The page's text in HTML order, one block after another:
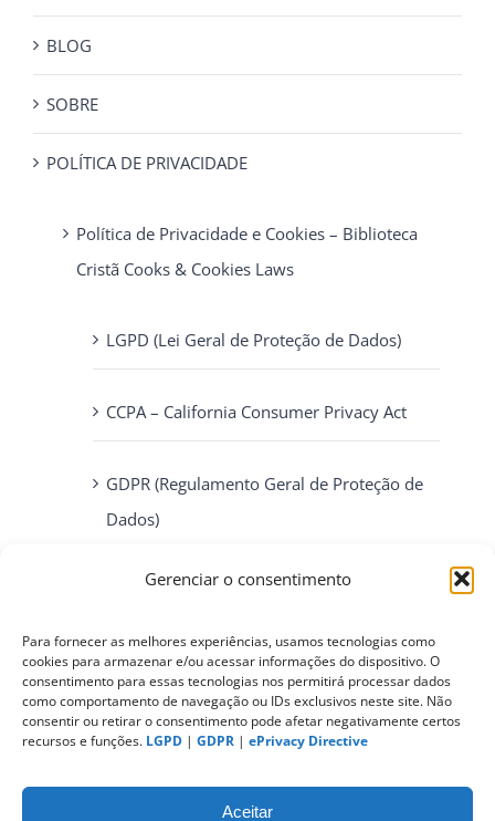
Gerenciar o consentimento
Para fornecer as melhores experiências, usamos tecnologias como
cookies para armazenar e/ou acessar informações do dispositivo. O
consentimento para essas tecnologias nos permitirá processar dados
como comportamento de navegação ou IDs exclusivos neste site. Não
consentir ou retirar o consentimento pode afetar negativamente certos
recursos e funções. LGPD | GDPR | ePrivacy Directive
Aceitar
BLOG
SOBRE
POLÍTICA DE PRIVACIDADE
Política de Privacidade e Cookies – Biblioteca
Cristã Cooks & Cookies Laws
LGPD (Lei Geral de Proteção de Dados)
CCPA – California Consumer Privacy Act
GDPR (Regulamento Geral de Proteção de
Dados)
ePrivacy Directive (Diretiva ePrivacidade)
PIPEDA (Personal Information Protection
and Electronic Documents Act)
CONTATO